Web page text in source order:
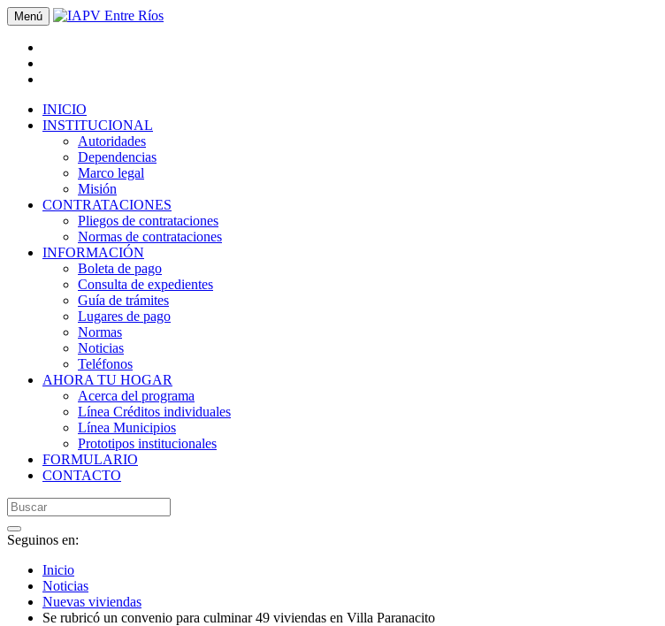
Menú
INICIO
INSTITUCIONAL
Autoridades
Dependencias
Marco legal
Misión
CONTRATACIONES
Pliegos de contrataciones
Normas de contrataciones
INFORMACIÓN
Boleta de pago
Consulta de expedientes
Guía de trámites
Lugares de pago
Normas
Noticias
Teléfonos
AHORA TU HOGAR
Acerca del programa
Línea Créditos individuales
Línea Municipios
Prototipos institucionales
FORMULARIO
CONTACTO
Seguinos en:
Inicio
Noticias
Nuevas viviendas
Se rubricó un convenio para culminar 49 viviendas en Villa Paranacito